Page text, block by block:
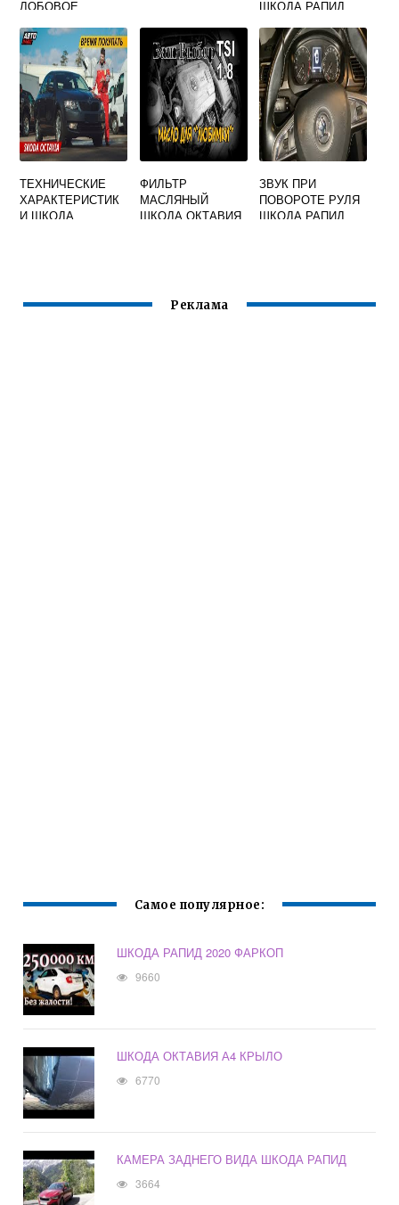
ЛОБОВОЕ ШКОДА РАПИД
ТЕХНИЧЕСКИЕ
ХАРАКТЕРИСТИК
И ШКОДА
ФИЛЬТР
МАСЛЯНЫЙ
ШКОДА ОКТАВИЯ
ЗВУК ПРИ
ПОВОРОТЕ РУЛЯ
ШКОДА РАПИД
Реклама
Самое популярное:
ШКОДА РАПИД 2020 ФАРКОП
9660
ШКОДА ОКТАВИЯ А4 КРЫЛО
6770
КАМЕРА ЗАДНЕГО ВИДА ШКОДА РАПИД
3664